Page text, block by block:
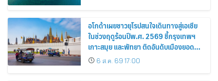
อโกด้าเผยชาวยุโรปสนใจเดินทางสู่เอเชีย
ในช่วงฤดูร้อนปีพ.ศ. 2569 ชี้กรุงเทพฯ
เกาะสมุย และพัทยา ติดอันดับเมืองยอด
นิยม6 ส.ค. 69 17:00